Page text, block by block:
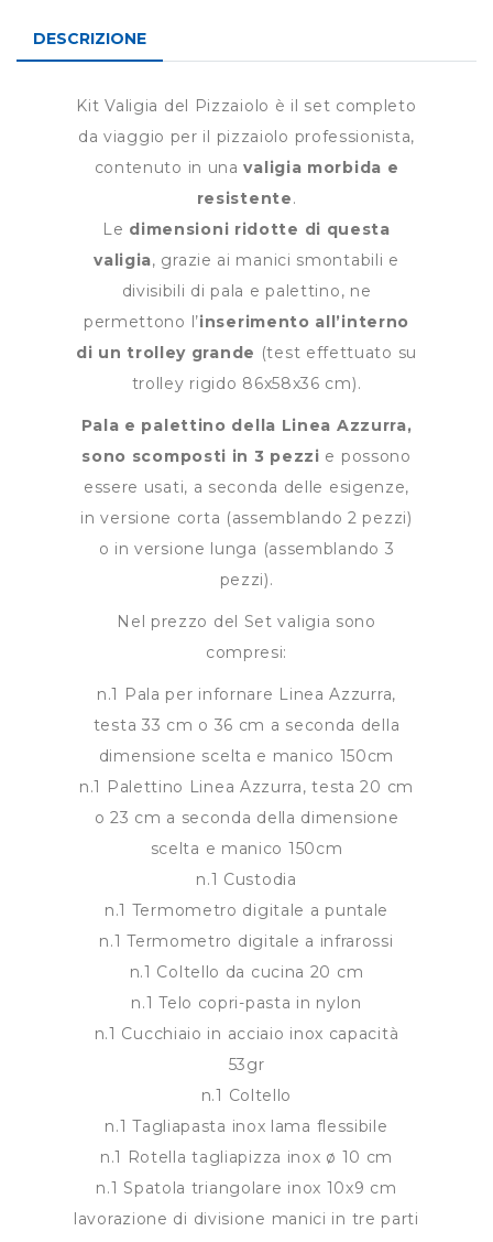
DESCRIZIONE
Kit Valigia del Pizzaiolo è il set completo
da viaggio per il pizzaiolo professionista,
contenuto in una valigia morbida e
resistente.
Le dimensioni ridotte di questa
valigia, grazie ai manici smontabili e
divisibili di pala e palettino, ne
permettono l’inserimento all’interno
di un trolley grande (test effettuato su
trolley rigido 86x58x36 cm).
Pala e palettino della Linea Azzurra,
sono scomposti in 3 pezzi e possono
essere usati, a seconda delle esigenze,
in versione corta (assemblando 2 pezzi)
o in versione lunga (assemblando 3
pezzi).
Nel prezzo del Set valigia sono
compresi:
n.1 Pala per infornare Linea Azzurra,
testa 33 cm o 36 cm a seconda della
dimensione scelta e manico 150cm
n.1 Palettino Linea Azzurra, testa 20 cm
o 23 cm a seconda della dimensione
scelta e manico 150cm
n.1 Custodia
n.1 Termometro digitale a puntale
n.1 Termometro digitale a infrarossi
n.1 Coltello da cucina 20 cm
n.1 Telo copri-pasta in nylon
n.1 Cucchiaio in acciaio inox capacità
53gr
n.1 Coltello
n.1 Tagliapasta inox lama flessibile
n.1 Rotella tagliapizza inox ø 10 cm
n.1 Spatola triangolare inox 10x9 cm
lavorazione di divisione manici in tre parti